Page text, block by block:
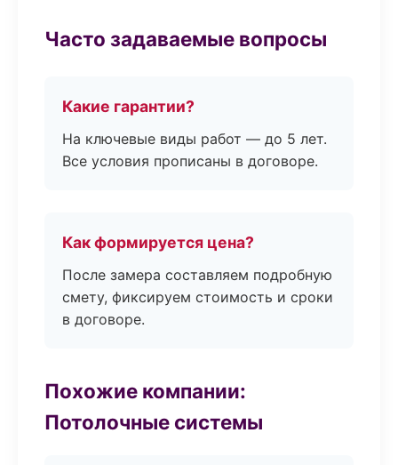
Часто задаваемые вопросы
Какие гарантии?
На ключевые виды работ — до 5 лет.
Все условия прописаны в договоре.
Как формируется цена?
После замера составляем подробную
смету, фиксируем стоимость и сроки
в договоре.
Похожие компании:
Потолочные системы